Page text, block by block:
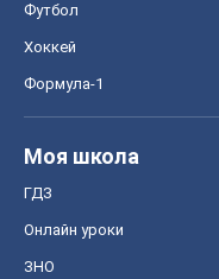
Футбол
Хоккей
Формула-1
Моя школа
ГДЗ
Онлайн уроки
ЗНО